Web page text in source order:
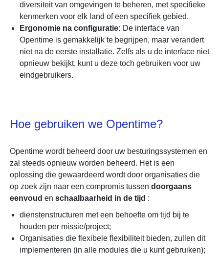
diversiteit van omgevingen te beheren, met specifieke
kenmerken voor elk land of een specifiek gebied.
Ergonomie na configuratie: De interface van
Opentime is gemakkelijk te begrijpen, maar verandert
niet na de eerste installatie. Zelfs als u de interface niet
opnieuw bekijkt, kunt u deze toch gebruiken voor uw
eindgebruikers.
Hoe gebruiken we Opentime?
Opentime wordt beheerd door uw besturingssystemen en
zal steeds opnieuw worden beheerd. Het is een
oplossing die gewaardeerd wordt door organisaties die
op zoek zijn naar een compromis tussen doorgaans
eenvoud en schaalbaarheid in de tijd :
dienstenstructuren met een behoefte om tijd bij te
houden per missie/project;
Organisaties die flexibele flexibiliteit bieden, zullen dit
implementeren (in alle modules die u kunt gebruiken);